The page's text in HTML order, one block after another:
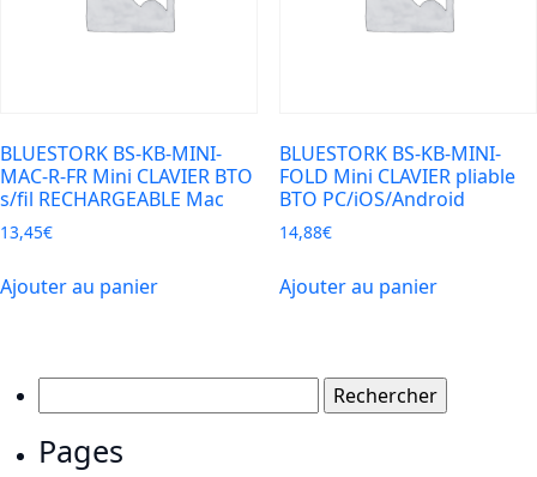
BLUESTORK BS-KB-MINI-
MAC-R-FR Mini CLAVIER BTO
s/fil RECHARGEABLE Mac
13,45€
Ajouter au panier
BLUESTORK BS-KB-MINI-
FOLD Mini CLAVIER pliable
BTO PC/iOS/Android
14,88€
Ajouter au panier
Pages